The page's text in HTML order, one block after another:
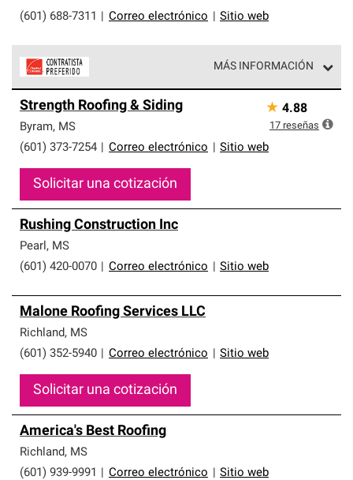
(601) 688-7311 Correo electrónico Sitio web
MÁS INFORMACIÓN
parte de una red exclusiva de profesionales de techos
que cumplen con altos estándares y requisitos estrictos
de profesionalismo y confiabilidad.
Strength Roofing & Siding
Byram, MS
(601) 373-7254
Correo electrónico Sitio web
Solicitar una cotización
★ 4.88
17 reseñas
Rushing Construction Inc
Pearl, MS
(601) 420-0070
Correo electrónico Sitio web
Malone Roofing Services LLC
Richland, MS
(601) 352-5940
Correo electrónico Sitio web
Solicitar una cotización
America's Best Roofing
Richland, MS
(601) 939-9991
Correo electrónico Sitio web